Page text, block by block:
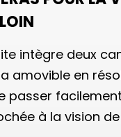
lite intègre deux
amovible en
passer
à la vision de